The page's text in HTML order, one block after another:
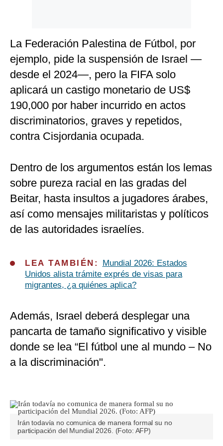
La Federación Palestina de Fútbol, por
ejemplo, pide la suspensión de Israel —
desde el 2024—, pero la FIFA solo
aplicará un castigo monetario de US$
190,000 por haber incurrido en actos
discriminatorios, graves y repetidos,
contra Cisjordania ocupada.
Dentro de los argumentos están los lemas
sobre pureza racial en las gradas del
Beitar, hasta insultos a jugadores árabes,
así como mensajes militaristas y políticos
de las autoridades israelíes.
LEA TAMBIÉN:
Mundial 2026: Estados
Unidos alista trámite exprés de visas para
migrantes, ¿a quiénes aplica?
Además, Israel deberá desplegar una
pancarta de tamaño significativo y visible
donde se lea “El fútbol une al mundo – No
a la discriminación".
Irán todavía no comunica de manera formal su no
participación del Mundial 2026. (Foto: AFP)